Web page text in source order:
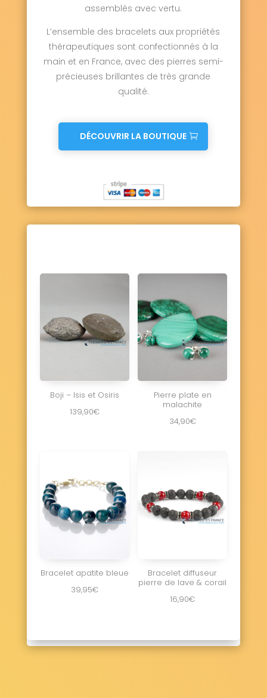
assemblés avec vertu.
L’ensemble des bracelets aux propriétés
thérapeutiques sont confectionnés à la
main et en France, avec des pierres semi-
précieuses brillantes de très grande
qualité.
DÉCOUVRIR LA BOUTIQUE
Boji – Isis et Osiris
139,90€
Pierre plate en
malachite
34,90€
Bracelet apatite bleue
39,95€
Bracelet diffuseur
pierre de lave & corail
16,90€